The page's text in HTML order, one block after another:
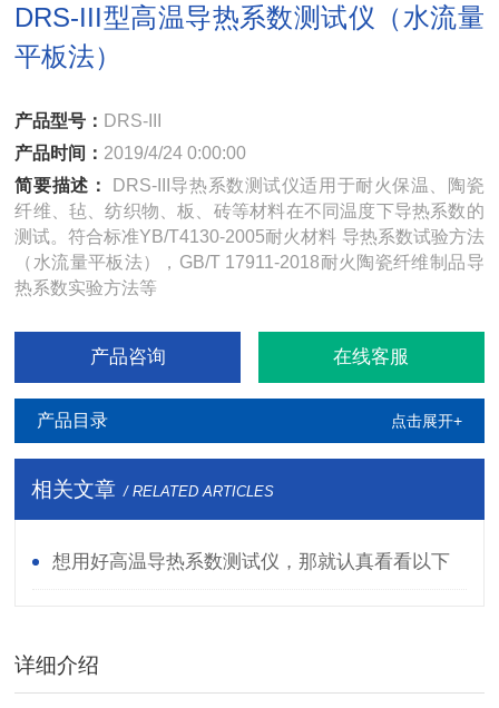
DRS-III型高温导热系数测试仪（水流量
平板法）
产品型号： DRS-III
产品时间： 2019/4/24 0:00:00
简要描述：
DRS-III导热系数测试仪适用于耐火保温、陶瓷
纤维、毡、纺织物、板、砖等材料在不同温度下导热系数的
测试。符合标准YB/T4130-2005耐火材料 导热系数试验方法
（水流量平板法），GB/T 17911-2018耐火陶瓷纤维制品导
热系数实验方法等
产品咨询 在线客服
产品目录 点击展开+
相关文章 / RELATED ARTICLES
想用好高温导热系数测试仪，那就认真看看以下
详细介绍